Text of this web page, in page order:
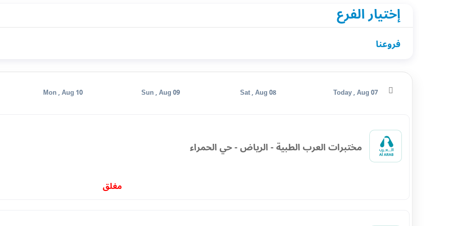
إختيار الفرع
فروعنا
Sun , Aug 09
مختبرات العرب الطبية - الرياض - حي الحمراء
مغلق